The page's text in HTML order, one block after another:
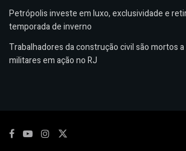
Petrópolis investe em luxo, exclusividade e
temporada de inverno
Trabalhadores da construção civil são mortos
militares em ação no RJ